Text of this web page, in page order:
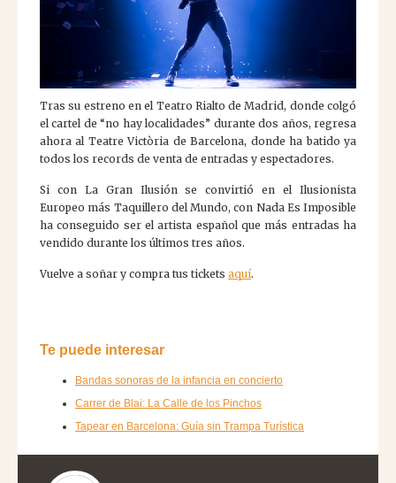
Tras su estreno en el Teatro Rialto de Madrid, donde colgó
el cartel de “no hay localidades” durante dos años, regresa
ahora al Teatre Victòria de Barcelona, donde ha batido ya
todos los records de venta de entradas y espectadores.
Si con La Gran Ilusión se convirtió en el Ilusionista
Europeo más Taquillero del Mundo, con Nada Es Imposible
ha conseguido ser el artista español que más entradas ha
vendido durante los últimos tres años.
Vuelve a soñar y compra tus tickets aquí.
Te puede interesar
Bandas sonoras de la infancia en concierto
Carrer de Blai: La Calle de los Pinchos
Tapear en Barcelona: Guía sin Trampa Turística
José de la Tasqueta AI
Ask me anything
José de la Tasqueta
Hola! ¿Cómo te podemos ayudar hoy?
🤖 You're chatting with an AI assistant, not a person.
Your messages are processed automatically.